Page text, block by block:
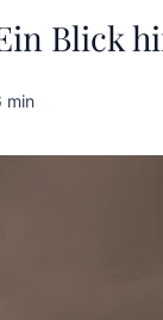
Blick
min